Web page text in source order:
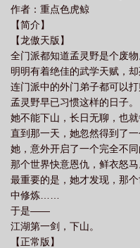
作者：重点色虎鲸
【简介】
【龙傲天版】
全门派都知道孟灵野是个废物
明明有着绝佳的武学天赋，却
连门派中的外门弟子都可以
孟灵野早已习惯这样的日子。
她不能下山，长日无聊，也就
直到那一天，她忽然得到了
她，意外开启了一个完全不
那个世界快意恩仇，鲜衣怒马
最重要的是，她才发现，那
中修炼……
于是——
江湖第一剑，下山。
【正常版】